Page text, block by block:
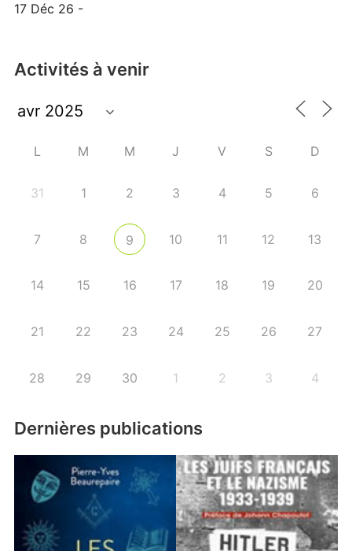
17 Déc 26 -
Activités à venir
L M M J V S D
31 1 2 3 4 5 6
7 8 9 10 11 12 13
14 15 16 17 18 19 20
21 22 23 24 25 26 27
28 29 30 1 2 3 4
Dernières publications